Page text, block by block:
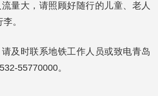
量大，请照顾好随行的儿童、老人
。
及时联系地铁工作人员或致电青岛
55770000。